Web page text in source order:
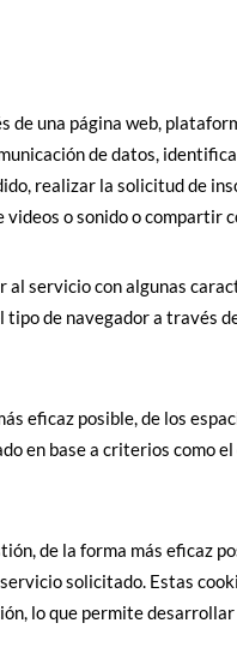
una página web,
de datos,
realizar la solicitud de
o sonido o compartir
servicio con algunas
de navegador a través
eficaz posible, de los
en base a criterios como
de la forma más eficaz
solicitado. Estas
lo que permite